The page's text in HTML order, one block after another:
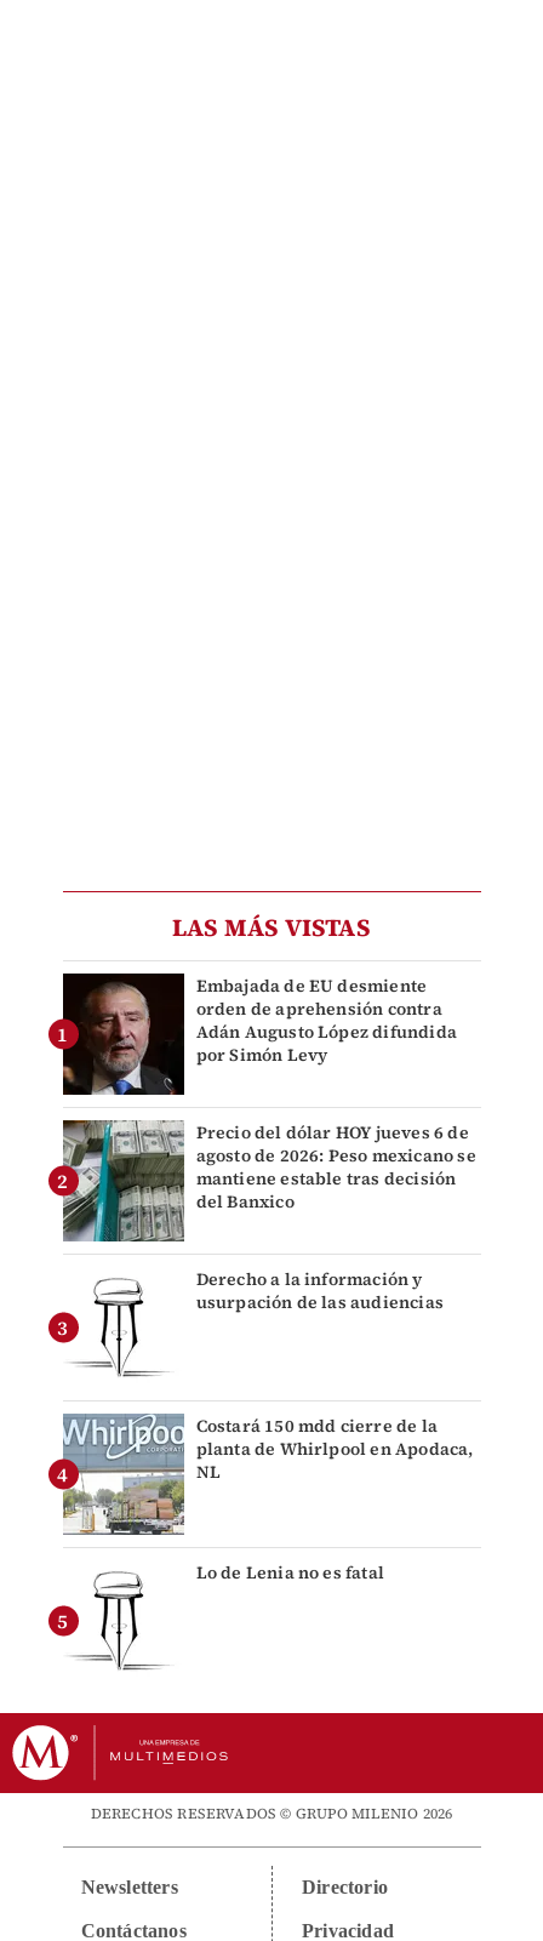
LAS MÁS VISTAS
Embajada de EU desmiente
orden de aprehensión contra
Adán Augusto López difundida
por Simón Levy
Precio del dólar HOY jueves 6 de
agosto de 2026: Peso mexicano se
mantiene estable tras decisión
del Banxico
Derecho a la información y
usurpación de las audiencias
Costará 150 mdd cierre de la
planta de Whirlpool en Apodaca,
NL
Lo de Lenia no es fatal
DERECHOS RESERVADOS © GRUPO MILENIO 2026
Newsletters
Contáctanos
Directorio
Privacidad